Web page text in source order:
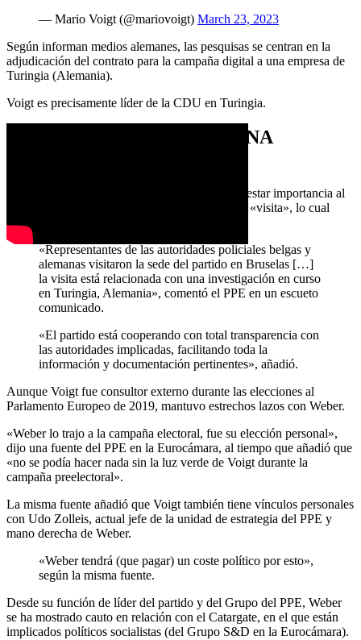
— Mario Voigt (@mariovoigt) March 23, 2023
Según informan medios alemanes, las pesquisas se centran en la
adjudicación del contrato para la campaña digital a una empresa de
Turingia (Alemania).
Voigt es precisamente líder de la CDU en Turingia.
UNA «VISITA» PERO NO UNA
A pesar del revuelo mediático, el PPE trató de restar importancia al
tema, y en un comunicado subrayó que fue una «visita», lo cual
provocó críticas en las redes sociales.
«Representantes de las autoridades policiales belgas y
alemanas visitaron la sede del partido en Bruselas […]
la visita está relacionada con una investigación en curso
en Turingia, Alemania», comentó el PPE en un escueto
comunicado.
«El partido está cooperando con total transparencia con
las autoridades implicadas, facilitando toda la
información y documentación pertinentes», añadió.
Aunque Voigt fue consultor externo durante las elecciones al
Parlamento Europeo de 2019, mantuvo estrechos lazos con Weber.
«Weber lo trajo a la campaña electoral, fue su elección personal»,
dijo una fuente del PPE en la Eurocámara, al tiempo que añadió que
«no se podía hacer nada sin la luz verde de Voigt durante la
campaña preelectoral».
La misma fuente añadió que Voigt también tiene vínculos personales
con Udo Zolleis, actual jefe de la unidad de estrategia del PPE y
mano derecha de Weber.
«Weber tendrá (que pagar) un coste político por esto»,
según la misma fuente.
Desde su función de líder del partido y del Grupo del PPE, Weber
se ha mostrado cauto en relación con el Catargate, en el que están
implicados políticos socialistas (del Grupo S&D en la Eurocámara).